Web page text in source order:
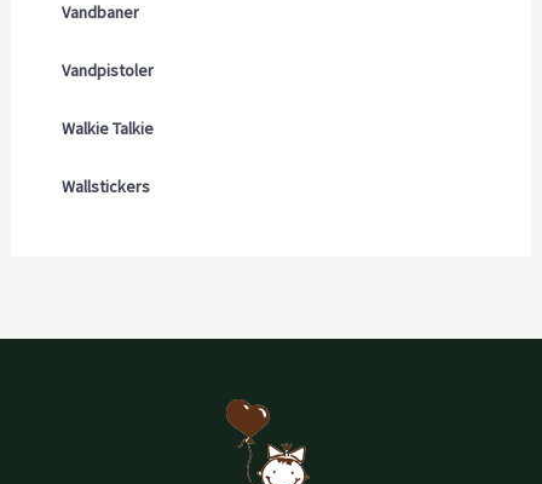
Vandbaner
Vandpistoler
Walkie Talkie
Wallstickers